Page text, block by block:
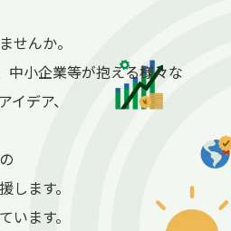
せんか。
中小企業等が抱える様々な
デア、
します。
います。